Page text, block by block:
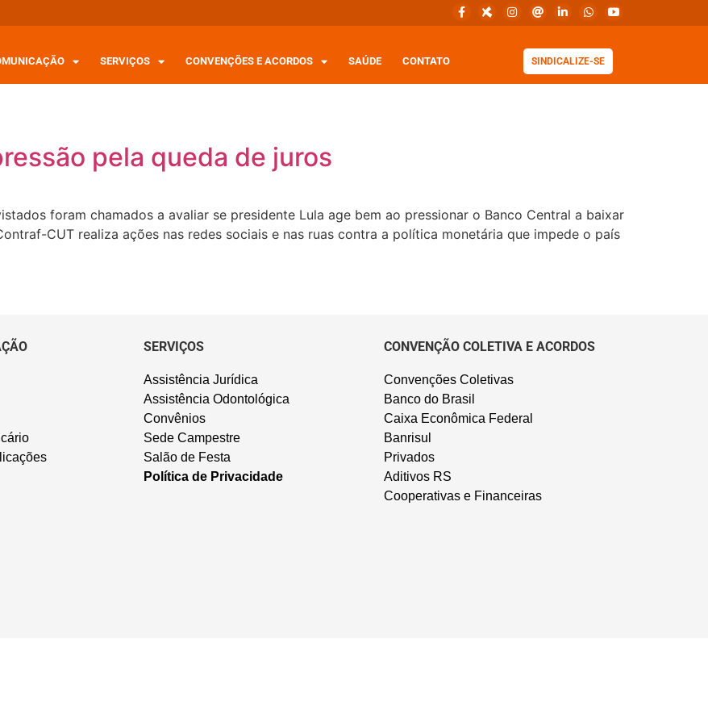
SERVIÇOS CONVENÇÕES E ACORDOS SAÚDE CONTATO SINDICALIZE-SE
pela queda de juros
foram chamados a avaliar se presidente Lula age bem ao pressionar o Banco Central a baixar
CUT realiza ações nas redes sociais e nas ruas contra a política monetária que impede o país
SERVIÇOS
Assistência Jurídica
Assistência Odontológica
Convênios
Sede Campestre
Salão de Festa
Política de Privacidade
CONVENÇÃO COLETIVA E ACORDOS
Convenções Coletivas
Banco do Brasil
Caixa Econômica Federal
Banrisul
Privados
Aditivos RS
Cooperativas e Financeiras